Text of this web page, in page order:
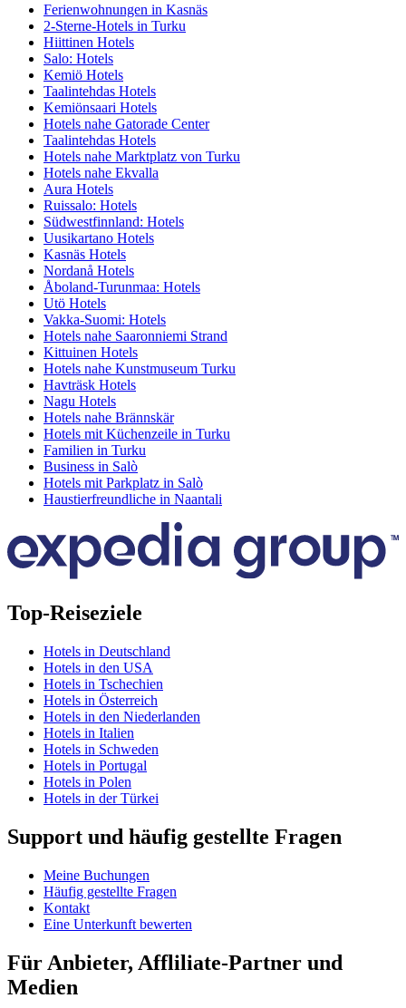
Ferienwohnungen in Kasnäs
2-Sterne-Hotels in Turku
Hiittinen Hotels
Salo: Hotels
Kemiö Hotels
Taalintehdas Hotels
Kemiönsaari Hotels
Hotels nahe Gatorade Center
Taalintehdas Hotels
Hotels nahe Marktplatz von Turku
Hotels nahe Ekvalla
Aura Hotels
Ruissalo: Hotels
Südwestfinnland: Hotels
Uusikartano Hotels
Kasnäs Hotels
Nordanå Hotels
Åboland-Turunmaa: Hotels
Utö Hotels
Vakka-Suomi: Hotels
Hotels nahe Saaronniemi Strand
Kittuinen Hotels
Hotels nahe Kunstmuseum Turku
Havträsk Hotels
Nagu Hotels
Hotels nahe Brännskär
Hotels mit Küchenzeile in Turku
Familien in Turku
Business in Salò
Hotels mit Parkplatz in Salò
Haustierfreundliche in Naantali
Top-Reiseziele
Hotels in Deutschland
Hotels in den USA
Hotels in Tschechien
Hotels in Österreich
Hotels in den Niederlanden
Hotels in Italien
Hotels in Schweden
Hotels in Portugal
Hotels in Polen
Hotels in der Türkei
Support und häufig gestellte Fragen
Meine Buchungen
Häufig gestellte Fragen
Kontakt
Eine Unterkunft bewerten
Für Anbieter, Affliliate-Partner und
Medien